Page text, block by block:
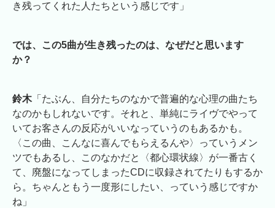
き残ってくれた人たちという感じです」
では、この5曲が生き残ったのは、なぜだと思います
か？
鈴木「たぶん、自分たちのなかで普遍的な心理の曲たち
なのかもしれないです。それと、単純にライヴでやって
いてお客さんの反応がいいなっていうのもあるかも。
〈この曲、こんなに喜んでもらえるんや〉っていうメン
ツでもあるし、このなかだと〈都心環状線〉が一番古く
て、廃盤になってしまったCDに収録されてたりもするか
ら。ちゃんともう一度形にしたい、っていう感じですか
ね」